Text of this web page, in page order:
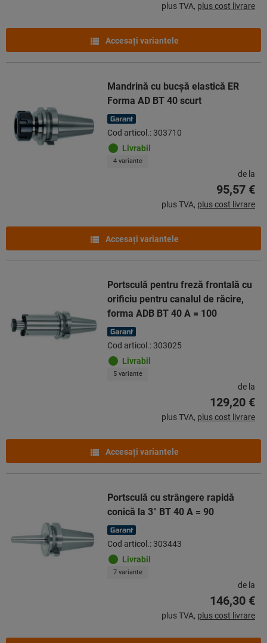
plus TVA, plus cost livrare
Accesaţi variantele
Mandrină cu bucşă elastică ER
Forma AD BT 40 scurt
Cod articol.: 303710
Livrabil
4 variante
de la
95,57 €
plus TVA, plus cost livrare
Accesaţi variantele
Portsculă pentru freză frontală cu
orificiu pentru canalul de răcire,
forma ADB BT 40 A = 100
Cod articol.: 303025
Livrabil
5 variante
de la
129,20 €
plus TVA, plus cost livrare
Accesaţi variantele
Portsculă cu strângere rapidă
conică la 3° BT 40 A = 90
Cod articol.: 303443
Livrabil
7 variante
de la
146,30 €
plus TVA, plus cost livrare